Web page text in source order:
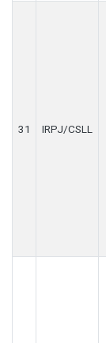
31 IRPJ/CSLL